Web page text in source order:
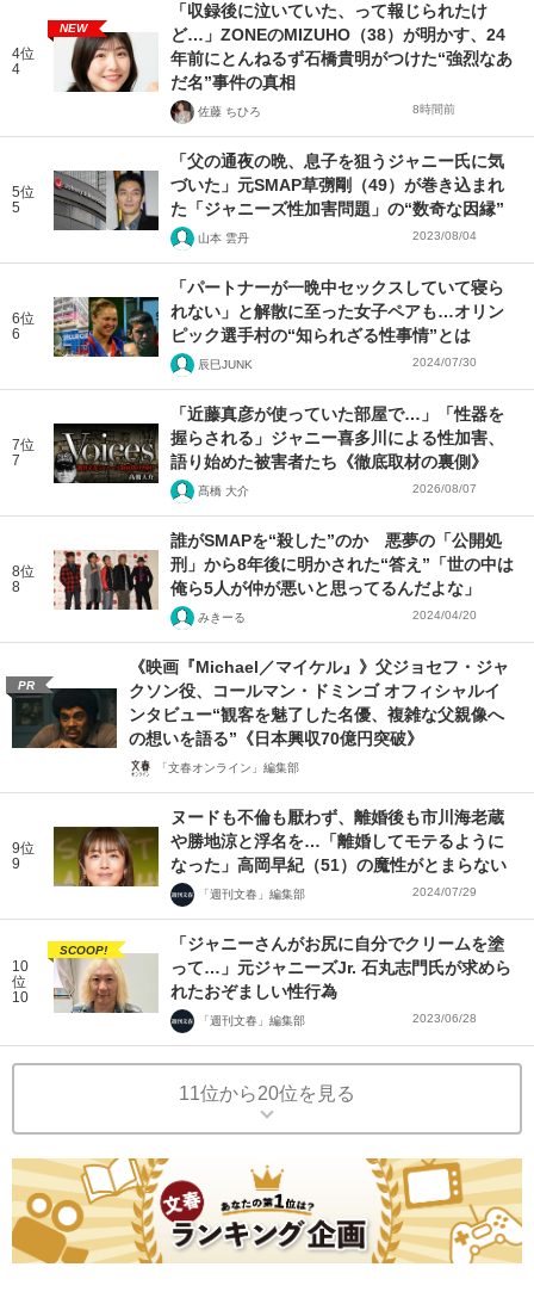
4位
4
NEW
「収録後に泣いていた、って報じられたけ
ど…」ZONEのMIZUHO（38）が明かす、24
年前にとんねるず石橋貴明がつけた“強烈なあ
だ名”事件の真相
佐藤 ちひろ 8時間前
5位
5
「父の通夜の晩、息子を狙うジャニー氏に気
づいた」元SMAP草彅剛（49）が巻き込まれ
た「ジャニーズ性加害問題」の“数奇な因縁”
山本 雲丹 2023/08/04
6位
6
「パートナーが一晩中セックスしていて寝ら
れない」と解散に至った女子ペアも…オリン
ピック選手村の“知られざる性事情”とは
辰巳JUNK 2024/07/30
7位
7
「近藤真彦が使っていた部屋で…」「性器を
握らされる」ジャニー喜多川による性加害、
語り始めた被害者たち《徹底取材の裏側》
髙橋 大介 2026/08/07
8位
8
誰がSMAPを“殺した”のか 悪夢の「公開処
刑」から8年後に明かされた“答え”「世の中は
俺ら5人が仲が悪いと思ってるんだよな」
みきーる 2024/04/20
PR
《映画『Michael／マイケル』》父ジョセフ・ジャ
クソン役、コールマン・ドミンゴ オフィシャルイ
ンタビュー“観客を魅了した名優、複雑な父親像へ
の想いを語る”《日本興収70億円突破》
「文春オンライン」編集部
9位
9
ヌードも不倫も厭わず、離婚後も市川海老蔵
や勝地涼と浮名を…「離婚してモテるように
なった」高岡早紀（51）の魔性がとまらない
「週刊文春」編集部 2024/07/29
10
位
10
SCOOP!
「ジャニーさんがお尻に自分でクリームを塗
って…」元ジャニーズJr. 石丸志門氏が求めら
れたおぞましい性行為
「週刊文春」編集部 2023/06/28
11位から20位を見る